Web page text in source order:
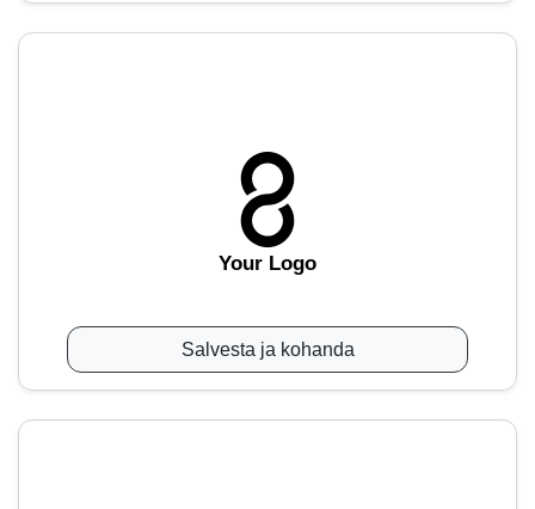
Your Logo
Salvesta ja kohanda